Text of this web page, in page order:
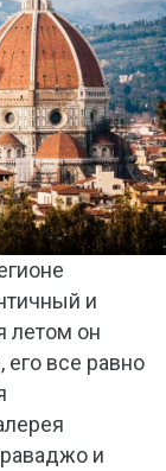
и
летом он
его все равно
и